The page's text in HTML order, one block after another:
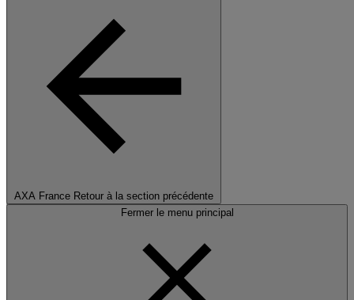
AXA France Retour à la section précédente
Fermer le menu principal